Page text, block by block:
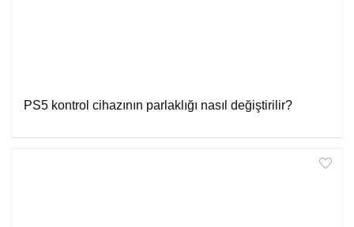
PS5 kontrol cihazının parlaklığı nasıl değiştirilir?